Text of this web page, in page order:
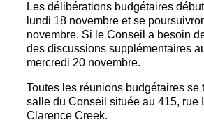
Les délibérations budgétaires
lundi 18 novembre et se
novembre. Si le Conseil a besoin
des discussions supplémentaires
mercredi 20 novembre.
Toutes les réunions budgétaires se
salle du Conseil située au 415, rue
Clarence Creek.